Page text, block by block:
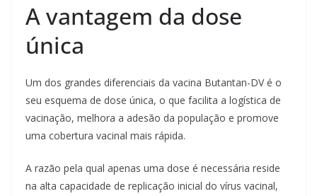
A vantagem da dose
única
Um dos grandes diferenciais da vacina Butantan-DV é o
seu esquema de dose única, o que facilita a logística de
vacinação, melhora a adesão da população e promove
uma cobertura vacinal mais rápida.
A razão pela qual apenas uma dose é necessária reside
na alta capacidade de replicação inicial do vírus vacinal,